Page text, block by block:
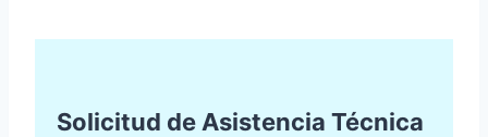
Solicitud de Asistencia Técnica